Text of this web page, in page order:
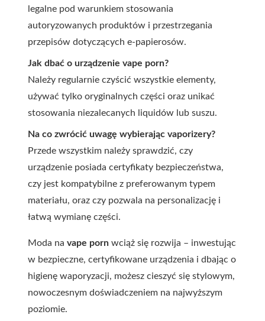
legalne pod warunkiem stosowania
autoryzowanych produktów i przestrzegania
przepisów dotyczących e-papierosów.
Jak dbać o urządzenie vape porn?
Należy regularnie czyścić wszystkie elementy,
używać tylko oryginalnych części oraz unikać
stosowania niezalecanych liquidów lub suszu.
Na co zwrócić uwagę wybierając vaporizery?
Przede wszystkim należy sprawdzić, czy
urządzenie posiada certyfikaty bezpieczeństwa,
czy jest kompatybilne z preferowanym typem
materiału, oraz czy pozwala na personalizację i
łatwą wymianę części.
Moda na vape porn wciąż się rozwija – inwestując
w bezpieczne, certyfikowane urządzenia i dbając o
higienę waporyzacji, możesz cieszyć się stylowym,
nowoczesnym doświadczeniem na najwyższym
poziomie.